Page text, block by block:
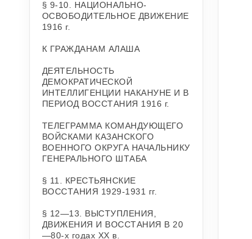
§ 9-10. НАЦИОНАЛЬНО-
ОСВОБОДИТЕЛЬНОЕ ДВИЖЕНИЕ
1916 г.
К ГРАЖДАНАМ АЛАША
ДЕЯТЕЛЬНОСТЬ
ДЕМОКРАТИЧЕСКОЙ
ИНТЕЛЛИГЕНЦИИ НАКАНУНЕ И В
ПЕРИОД ВОССТАНИЯ 1916 г.
ТЕЛЕГРАММА КОМАНДУЮЩЕГО
ВОЙСКАМИ КАЗАНСКОГО
ВОЕННОГО ОКРУГА НАЧАЛЬНИКУ
ГЕНЕРАЛЬНОГО ШТАБА
§ 11. КРЕСТЬЯНСКИЕ
ВОССТАНИЯ 1929-1931 гг.
§ 12—13. ВЫСТУПЛЕНИЯ,
ДВИЖЕНИЯ И ВОССТАНИЯ В 20
—80-х годах XX в.